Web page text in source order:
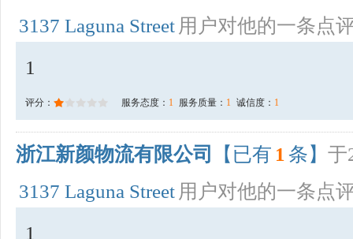
3137 Laguna Street 用户对他的一条点
1
评分： 服务态度： 1 服务质量： 1 诚信度： 1
浙江新颜物流有限公司 【已有 1 条】 于
3137 Laguna Street 用户对他的一条点
1